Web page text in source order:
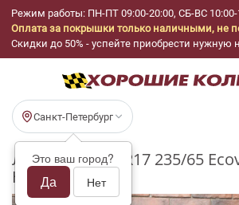
Режим работы: ПН-ПТ 09:00-20:00, СБ-ВС 10:00-
Оплата за покрышки только наличными, не
Скидки до 50% - успейте приобрести нужную
Санкт-Петербург
Это ваш город?
Да Нет
Летние шины R17 235/65
HT бу (3-4 мм.)